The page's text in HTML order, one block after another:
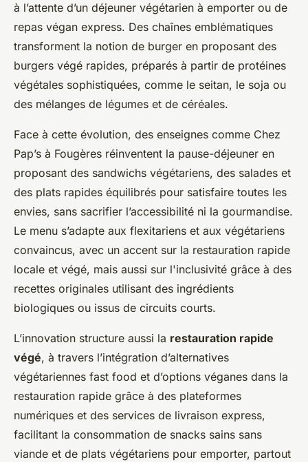
à l’attente d’un déjeuner végétarien à emporter ou de
repas végan express. Des chaînes emblématiques
transforment la notion de burger en proposant des
burgers végé rapides, préparés à partir de protéines
végétales sophistiquées, comme le seitan, le soja ou
des mélanges de légumes et de céréales.
Face à cette évolution, des enseignes comme Chez
Pap’s à Fougères réinventent la pause-déjeuner en
proposant des sandwichs végétariens, des salades et
des plats rapides équilibrés pour satisfaire toutes les
envies, sans sacrifier l’accessibilité ni la gourmandise.
Le menu s’adapte aux flexitariens et aux végétariens
convaincus, avec un accent sur la restauration rapide
locale et végé, mais aussi sur l'inclusivité grâce à des
recettes originales utilisant des ingrédients
biologiques ou issus de circuits courts.
L’innovation structure aussi la restauration rapide
végé, à travers l’intégration d’alternatives
végétariennes fast food et d’options véganes dans la
restauration rapide grâce à des plateformes
numériques et des services de livraison express,
facilitant la consommation de snacks sains sans
viande et de plats végétariens pour emporter, partout